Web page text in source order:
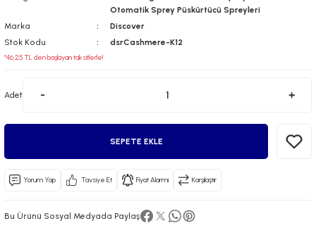
Spreyi
Yağ
Otomatik Sprey Püskürtücü Spreyleri
Marka
Discover
Stok Kodu
dsrCashmere-K12
*46,25 TL den başlayan taksitlerle!
Adet
SEPETE EKLE
Yorum Yap Tavsiye Et Fiyat Alarmı Karşılaştır
Bu Ürünü Sosyal Medyada Paylaş